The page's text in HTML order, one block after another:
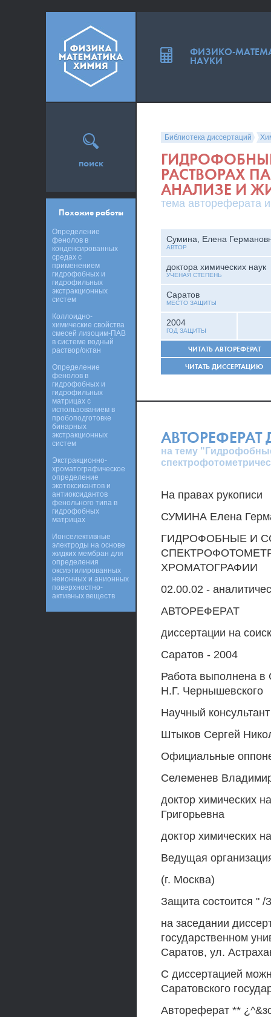
Библиотека диссертаций
РАСТВОРАХ
АНАЛИЗЕ И
тема автореферата
Сумина, Елена
АВТОР
доктора химических наук
УЧЕНАЯ СТЕПЕНЬ
Саратов
МЕСТО ЗАЩИТЫ
2004
ГОД ЗАЩИТЫ
ЧИТАТЬ АВТОРЕФЕРАТ
ЧИТАТЬ ДИССЕРТАЦИЮ
АВТОРЕФЕРАТ
на тему
На правах рукописи
СУМИНА Елена
ГИДРОФОБНЫЕ И
ХРОМАТОГРАФИИ
02.00.02 -
АВТОРЕФЕРАТ
диссертации на
Саратов - 2004
Работа выполнена в
Н.Г. Чернышевского
Научный
Штыков Сергей
Официальные
Селеменев
доктор химических
Григорьевна
доктор химических
Ведущая
(г. Москва)
Защита состоится " /
на заседании
государственном
Саратов, ул.
С диссертацией
Саратовского
Автореферат **
поиск
Похожие работы
Определение
фенолов в
конденсированных
средах с
применением
гидрофобных и
гидрофильных
экстракционных
систем
Коллоидно-
химические свойства
смесей лизоцим-ПАВ
в системе водный
раствор/октан
Определение
фенолов в
гидрофобных и
гидрофильных
матрицах с
использованием в
пробоподготовке
бинарных
экстракционных
систем
Экстракционно-
хроматографическое
определение
экотоксикантов и
антиоксидантов
фенольного типа в
гидрофобных
матрицах
Ионселективные
электроды на основе
жидких мембран для
определения
оксиэтилированных
неионных и анионных
поверхностно-
активных веществ
ФИЗИКО-
НАУКИ